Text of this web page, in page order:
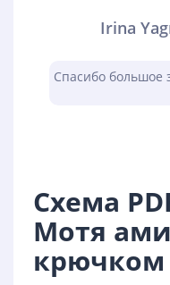
Irina
Спасибо большое
Схема
Мотя
крючком